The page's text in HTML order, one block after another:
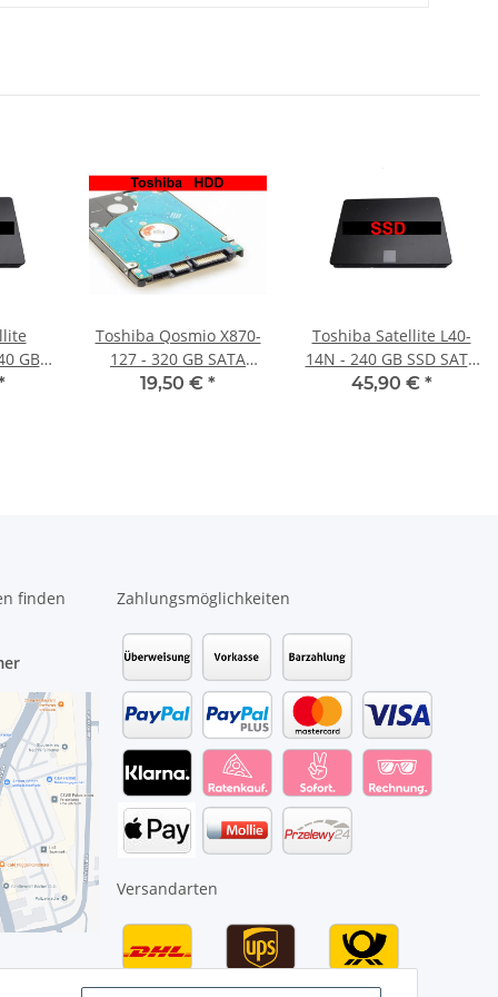
GB
Toshiba Qosmio X870-
127 - 320 GB SATA
HDD/Festplatte
19,50 € *
Toshiba Satellite L40-
14N - 240 GB SSD SATA
Festplatte
45,90 € *
finden
Zahlungsmöglichkeiten
Versandarten